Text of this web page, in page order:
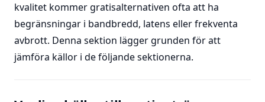
kvalitet kommer gratisalternativen ofta att ha
begränsningar i bandbredd, latens eller frekventa
avbrott. Denna sektion lägger grunden för att
jämföra källor i de följande sektionerna.